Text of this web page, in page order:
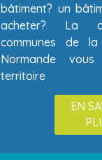
bâtiment? un
acheter? La
communes de
Normande
territoire
EN